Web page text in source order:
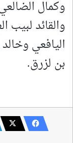
وكمال
والقائد لبيب
اليافعي
بن لزرق.